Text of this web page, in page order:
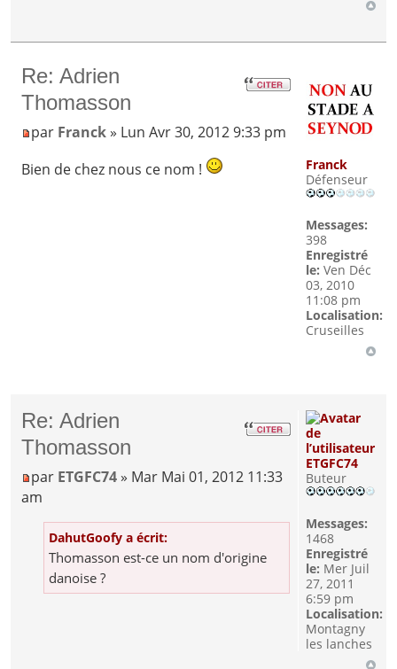
Re: Adrien
Thomasson
par Franck» Lun Avr 30, 2012 9:33 pm
Bien de chez nous ce nom !
Franck
Défenseur
Messages:
398
Enregistré
le: Ven Déc
03, 2010
11:08 pm
Localisation:
Cruseilles
Re: Adrien
Thomasson
par ETGFC74 » Mar Mai 01, 2012 11:33
am
DahutGoofy a écrit:
Thomasson est-ce un nom d'origine
danoise ?
ETGFC74
Buteur
Messages:
1468
Enregistré
le: Mer Juil
27, 2011
6:59 pm
Localisation:
Montagny
les lanches